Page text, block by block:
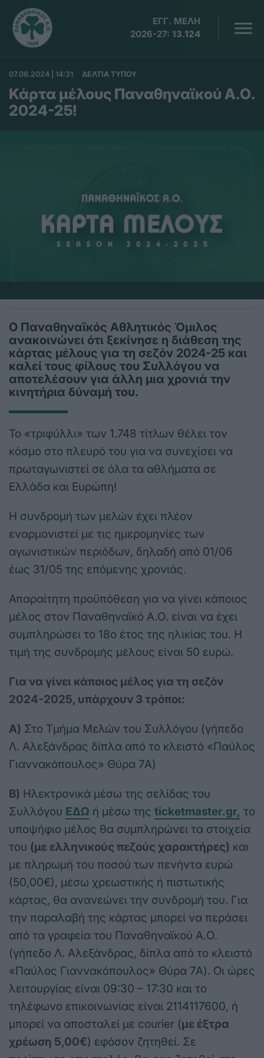
ΕΓΓ. ΜΕΛΗ
2026-27: 13.124
07.06.2024 | 14:31 ΔΕΛΤΙΑ ΤΥΠΟΥ
Κάρτα μέλους Παναθηναϊκού Α.Ο.
2024-25!
Ο Παναθηναϊκός Αθλητικός Όμιλος
ανακοινώνει ότι ξεκίνησε η διάθεση της
κάρτας μέλους για τη σεζόν 2024-25 και
καλεί τους φίλους του Συλλόγου να
αποτελέσουν για άλλη μια χρονιά την
κινητήρια δύναμή του.
Το «τριφύλλι» των 1.748 τίτλων θέλει τον
κόσμο στο πλευρό του για να συνεχίσει να
πρωταγωνιστεί σε όλα τα αθλήματα σε
Ελλάδα και Ευρώπη!
Η συνδρομή των μελών έχει πλέον
εναρμονιστεί με τις ημερομηνίες των
αγωνιστικών περιόδων, δηλαδή από 01/06
έως 31/05 της επόμενης χρονιάς.
Απαραίτητη προϋπόθεση για να γίνει κάποιος
μέλος στον Παναθηναϊκό Α.Ο. είναι να έχει
συμπληρώσει το 18ο έτος της ηλικίας του. Η
τιμή της συνδρομής μέλους είναι 50 ευρώ.
Για να γίνει κάποιος μέλος για τη σεζόν
2024-2025, υπάρχουν 3 τρόποι:
Α) Στο Τμήμα Μελών του Συλλόγου (γήπεδο
Λ. Αλεξάνδρας δίπλα από το κλειστό «Παύλος
Γιαννακόπουλος» Θύρα 7Α)
Β) Ηλεκτρονικά μέσω της σελίδας του
Συλλόγου ΕΔΩ ή μέσω της ticketmaster.gr, το
υποψήφιο μέλος θα συμπληρώνει τα στοιχεία
του (με ελληνικούς πεζούς χαρακτήρες) και
με πληρωμή του ποσού των πενήντα ευρώ
(50,00€), μέσω χρεωστικής ή πιστωτικής
κάρτας, θα ανανεώνει την συνδρομή του. Για
την παραλαβή της κάρτας μπορεί να περάσει
από τα γραφεία του Παναθηναϊκού Α.Ο.
(γήπεδο Λ. Αλεξάνδρας, δίπλα από το κλειστό
«Παύλος Γιαννακόπουλος» Θύρα 7Α). Οι ώρες
λειτουργίας είναι 09:30 – 17:30 και το
τηλέφωνο επικοινωνίας είναι 2114117600, ή
μπορεί να αποσταλεί με courier (με έξτρα
χρέωση 5,00€) εφόσον ζητηθεί. Σε